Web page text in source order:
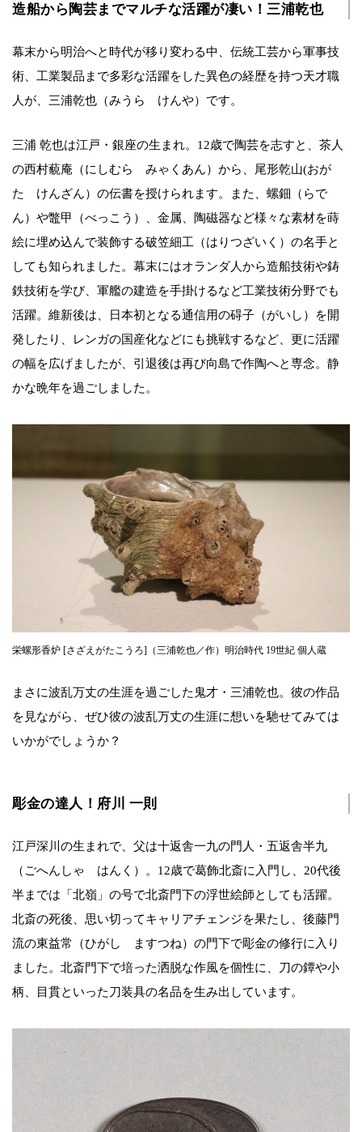
造船から陶芸までマルチな活躍が凄い！三浦乾也
幕末から明治へと時代が移り変わる中、伝統工芸から軍事技
術、工業製品まで多彩な活躍をした異色の経歴を持つ天才職
人が、三浦乾也（みうら けんや）です。
三浦 乾也は江戸・銀座の生まれ。12歳で陶芸を志すと、茶人
の西村藐庵（にしむら みゃくあん）から、尾形乾山(おが
た けんざん）の伝書を授けられます。また、螺鈿（らで
ん）や鼈甲（べっこう）、金属、陶磁器など様々な素材を蒔
絵に埋め込んで装飾する破笠細工（はりつざいく）の名手と
しても知られました。幕末にはオランダ人から造船技術や鋳
鉄技術を学び、軍艦の建造を手掛けるなど工業技術分野でも
活躍。維新後は、日本初となる通信用の碍子（がいし）を開
発したり、レンガの国産化などにも挑戦するなど、更に活躍
の幅を広げましたが、引退後は再び向島で作陶へと専念。静
かな晩年を過ごしました。
栄螺形香炉 [さざえがたこうろ]（三浦乾也／作）明治時代 19世紀 個人蔵
まさに波乱万丈の生涯を過ごした鬼才・三浦乾也。彼の作品
を見ながら、ぜひ彼の波乱万丈の生涯に想いを馳せてみては
いかがでしょうか？
彫金の達人！府川 一則
江戸深川の生まれで、父は十返舎一九の門人・五返舎半九
（ごへんしゃ はんく）。12歳で葛飾北斎に入門し、20代後
半までは「北嶺」の号で北斎門下の浮世絵師としても活躍。
北斎の死後、思い切ってキャリアチェンジを果たし、後藤門
流の東益常（ひがし ますつね）の門下で彫金の修行に入り
ました。北斎門下で培った洒脱な作風を個性に、刀の鐔や小
柄、目貫といった刀装具の名品を生み出しています。